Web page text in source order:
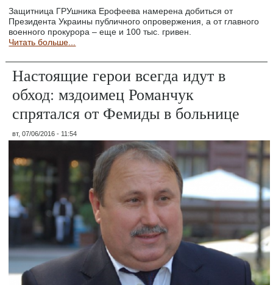
Защитница ГРУшника Ерофеева намерена добиться от
Президента Украины публичного опровержения, а от главного
военного прокурора – еще и 100 тыс. гривен.
Читать больше...
Настоящие герои всегда идут в
обход: мздоимец Романчук
спрятался от Фемиды в больнице
вт, 07/06/2016 - 11:54